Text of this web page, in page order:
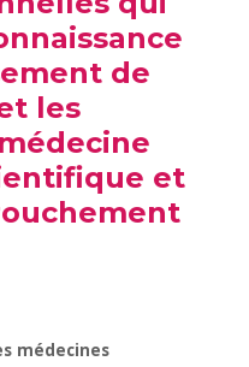
de
les
et
médecines